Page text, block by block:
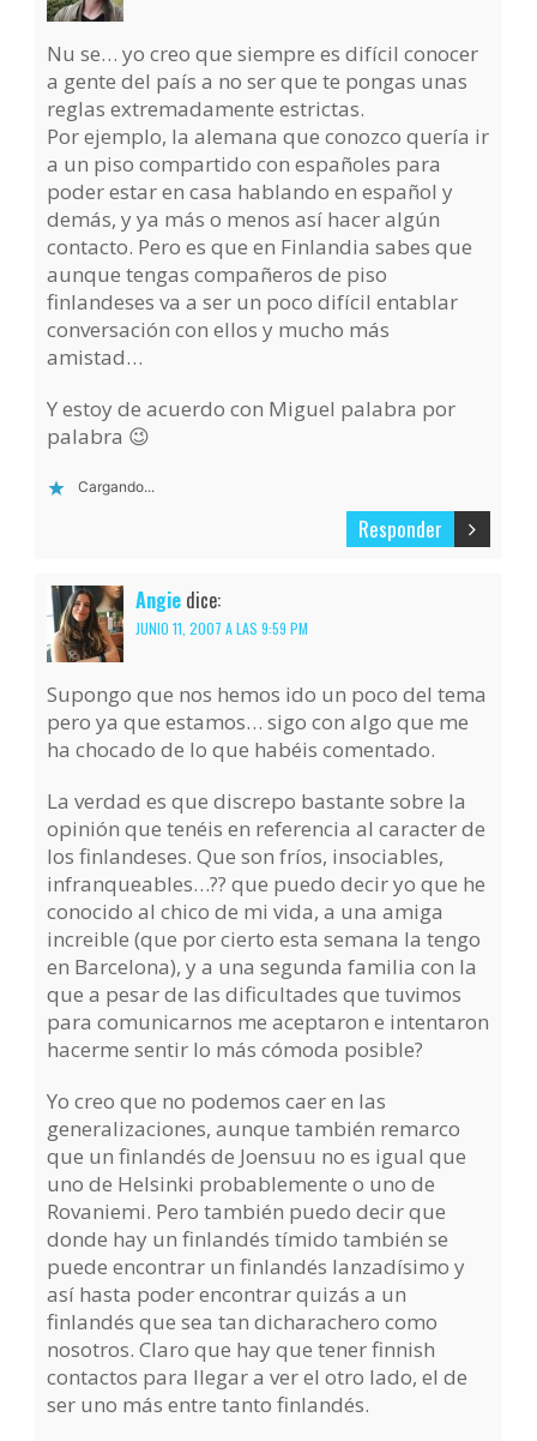
Nu se… yo creo que siempre es difícil conocer
a gente del país a no ser que te pongas unas
reglas extremadamente estrictas.
Por ejemplo, la alemana que conozco quería ir
a un piso compartido con españoles para
poder estar en casa hablando en español y
demás, y ya más o menos así hacer algún
contacto. Pero es que en Finlandia sabes que
aunque tengas compañeros de piso
finlandeses va a ser un poco difícil entablar
conversación con ellos y mucho más
amistad…
Y estoy de acuerdo con Miguel palabra por
palabra 😉
Cargando...
Responder
Angie dice:
JUNIO 11, 2007 A LAS 9:59 PM
Supongo que nos hemos ido un poco del tema
pero ya que estamos… sigo con algo que me
ha chocado de lo que habéis comentado.
La verdad es que discrepo bastante sobre la
opinión que tenéis en referencia al caracter de
los finlandeses. Que son fríos, insociables,
infranqueables…?? que puedo decir yo que he
conocido al chico de mi vida, a una amiga
increible (que por cierto esta semana la tengo
en Barcelona), y a una segunda familia con la
que a pesar de las dificultades que tuvimos
para comunicarnos me aceptaron e intentaron
hacerme sentir lo más cómoda posible?
Yo creo que no podemos caer en las
generalizaciones, aunque también remarco
que un finlandés de Joensuu no es igual que
uno de Helsinki probablemente o uno de
Rovaniemi. Pero también puedo decir que
donde hay un finlandés tímido también se
puede encontrar un finlandés lanzadísimo y
así hasta poder encontrar quizás a un
finlandés que sea tan dicharachero como
nosotros. Claro que hay que tener finnish
contactos para llegar a ver el otro lado, el de
ser uno más entre tanto finlandés.